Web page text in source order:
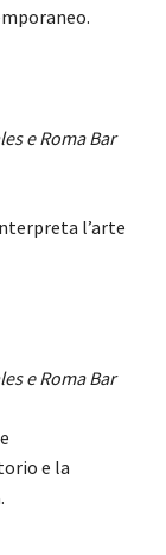
e Roma Bar
l’arte
e Roma Bar
e la